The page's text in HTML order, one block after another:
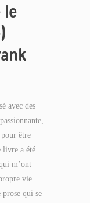
le
avec des
être
livre a été
m’ont
vie.
prose qui se